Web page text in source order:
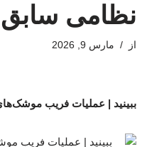
نظامی
از مارس 9, 2026
ببینید | عملیات فریب